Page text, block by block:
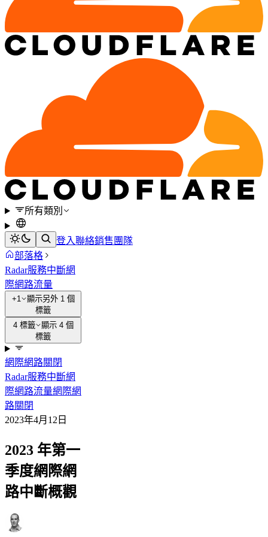
所有類別
登入聯絡銷售團隊
部落格
Radar服務中斷網
際網路流量
+1
顯示另外 1 個
標籤
4 標籤
顯示 4 個
標籤
網際網路關閉
Radar服務中斷網
際網路流量網際網
路關閉
2023年4月12日
2023 年第一
季度網際網
路中斷概觀